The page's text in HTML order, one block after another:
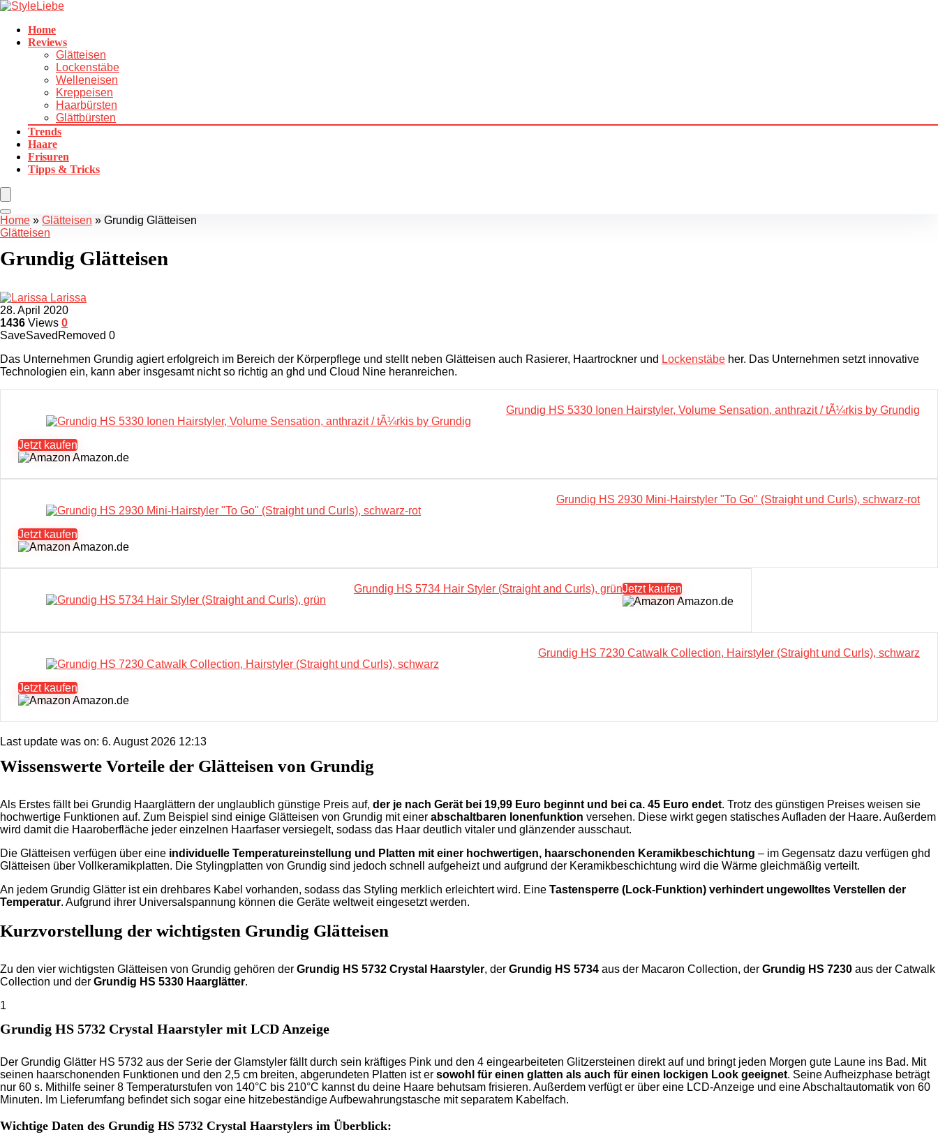
Home
Reviews
Glätteisen
Lockenstäbe
Welleneisen
Kreppeisen
Haarbürsten
Glättbürsten
Trends
Haare
Frisuren
Tipps & Tricks
Home » Glätteisen » Grundig Glätteisen
Glätteisen
Grundig Glätteisen
Larissa
28. April 2020
1436 Views 0
SaveSaved Removed 0
Das Unternehmen Grundig agiert erfolgreich im Bereich der Körperpflege und stellt neben Glätteisen auch Rasierer, Haartrockner und Lockenstäbe her. Das Unternehmen setzt innovative
Technologien ein, kann aber insgesamt nicht so richtig an ghd und Cloud Nine heranreichen.
Grundig HS 5330 Ionen Hairstyler, Volume Sensation, anthrazit / tÃ¼rkis by Grundig
Jetzt kaufen
Amazon.de
Grundig HS 2930 Mini-Hairstyler "To Go" (Straight und Curls), schwarz-rot
Jetzt kaufen
Amazon.de
Grundig HS 5734 Hair Styler (Straight and Curls), grünJetzt kaufen
Amazon.de
Grundig HS 7230 Catwalk Collection, Hairstyler (Straight und Curls), schwarz
Jetzt kaufen
Amazon.de
Last update was on: 6. August 2026 12:13
Wissenswerte Vorteile der Glätteisen von Grundig
Als Erstes fällt bei Grundig Haarglättern der unglaublich günstige Preis auf, der je nach Gerät bei 19,99 Euro beginnt und bei ca. 45 Euro endet. Trotz des günstigen Preises weisen sie
hochwertige Funktionen auf. Zum Beispiel sind einige Glätteisen von Grundig mit einer abschaltbaren Ionenfunktion versehen. Diese wirkt gegen statisches Aufladen der Haare. Außerdem
wird damit die Haaroberfläche jeder einzelnen Haarfaser versiegelt, sodass das Haar deutlich vitaler und glänzender ausschaut.
Die Glätteisen verfügen über eine individuelle Temperatureinstellung und Platten mit einer hochwertigen, haarschonenden Keramikbeschichtung – im Gegensatz dazu verfügen ghd
Glätteisen über Vollkeramikplatten. Die Stylingplatten von Grundig sind jedoch schnell aufgeheizt und aufgrund der Keramikbeschichtung wird die Wärme gleichmäßig verteilt.
An jedem Grundig Glätter ist ein drehbares Kabel vorhanden, sodass das Styling merklich erleichtert wird. Eine Tastensperre (Lock-Funktion) verhindert ungewolltes Verstellen der
Temperatur. Aufgrund ihrer Universalspannung können die Geräte weltweit eingesetzt werden.
Kurzvorstellung der wichtigsten Grundig Glätteisen
Zu den vier wichtigsten Glätteisen von Grundig gehören der Grundig HS 5732 Crystal Haarstyler, der Grundig HS 5734 aus der Macaron Collection, der Grundig HS 7230 aus der Catwalk
Collection und der Grundig HS 5330 Haarglätter.
1
Grundig HS 5732 Crystal Haarstyler mit LCD Anzeige
Der Grundig Glätter HS 5732 aus der Serie der Glamstyler fällt durch sein kräftiges Pink und den 4 eingearbeiteten Glitzersteinen direkt auf und bringt jeden Morgen gute Laune ins Bad. Mit
seinen haarschonenden Funktionen und den 2,5 cm breiten, abgerundeten Platten ist er sowohl für einen glatten als auch für einen lockigen Look geeignet. Seine Aufheizphase beträgt
nur 60 s. Mithilfe seiner 8 Temperaturstufen von 140°C bis 210°C kannst du deine Haare behutsam frisieren. Außerdem verfügt er über eine LCD-Anzeige und eine Abschaltautomatik von 60
Minuten. Im Lieferumfang befindet sich sogar eine hitzebeständige Aufbewahrungstasche mit separatem Kabelfach.
Wichtige Daten des Grundig HS 5732 Crystal Haarstylers im Überblick: